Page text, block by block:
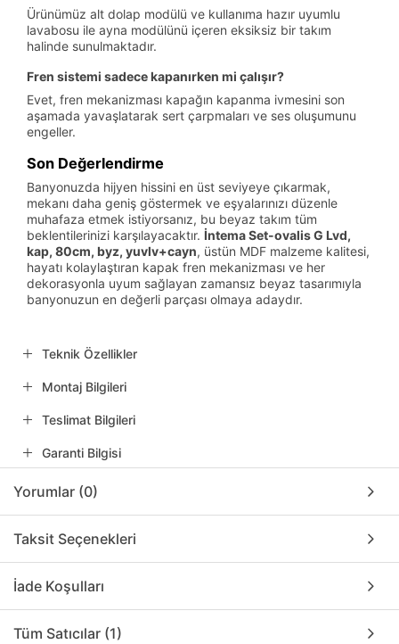
Ürünümüz alt dolap modülü ve kullanıma hazır uyumlu
lavabosu ile ayna modülünü içeren eksiksiz bir takım
halinde sunulmaktadır.
Fren sistemi sadece kapanırken mi çalışır?
Evet, fren mekanizması kapağın kapanma ivmesini son
aşamada yavaşlatarak sert çarpmaları ve ses oluşumunu
engeller.
Son Değerlendirme
Banyonuzda hijyen hissini en üst seviyeye çıkarmak,
mekanı daha geniş göstermek ve eşyalarınızı düzenle
muhafaza etmek istiyorsanız, bu beyaz takım tüm
beklentilerinizi karşılayacaktır. İntema Set-ovalis G Lvd,
kap, 80cm, byz, yuvlv+cayn, üstün MDF malzeme kalitesi,
hayatı kolaylaştıran kapak fren mekanizması ve her
dekorasyonla uyum sağlayan zamansız beyaz tasarımıyla
banyonuzun en değerli parçası olmaya adaydır.
Teknik Özellikler
Montaj Bilgileri
Teslimat Bilgileri
Garanti Bilgisi
Yorumlar (0)
Taksit Seçenekleri
İade Koşulları
Tüm Satıcılar (1)